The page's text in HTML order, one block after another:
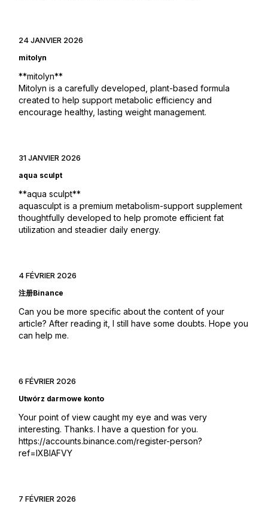
24 JANVIER 2026
mitolyn
**mitolyn**
Mitolyn is a carefully developed, plant-based formula
created to help support metabolic efficiency and
encourage healthy, lasting weight management.
31 JANVIER 2026
aqua sculpt
**aqua sculpt**
aquasculpt is a premium metabolism-support supplement
thoughtfully developed to help promote efficient fat
utilization and steadier daily energy.
4 FÉVRIER 2026
注册Binance
Can you be more specific about the content of your
article? After reading it, I still have some doubts. Hope you
can help me.
6 FÉVRIER 2026
Utwórz darmowe konto
Your point of view caught my eye and was very
interesting. Thanks. I have a question for you.
https://accounts.binance.com/register-person?
ref=IXBIAFVY
7 FÉVRIER 2026